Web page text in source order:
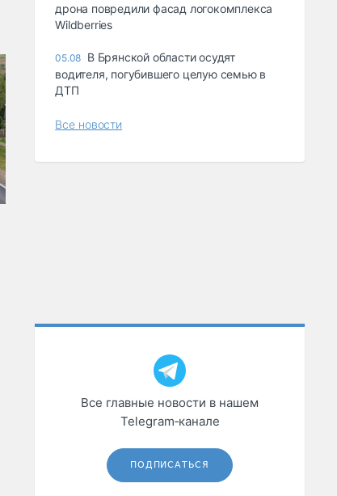
дрона повредили фасад логокомплекса
Wildberries
05.08 В Брянской области осудят
водителя, погубившего целую семью в
ДТП
Все новости
Все главные новости в нашем
Telegram‑канале
ПОДПИСАТЬСЯ